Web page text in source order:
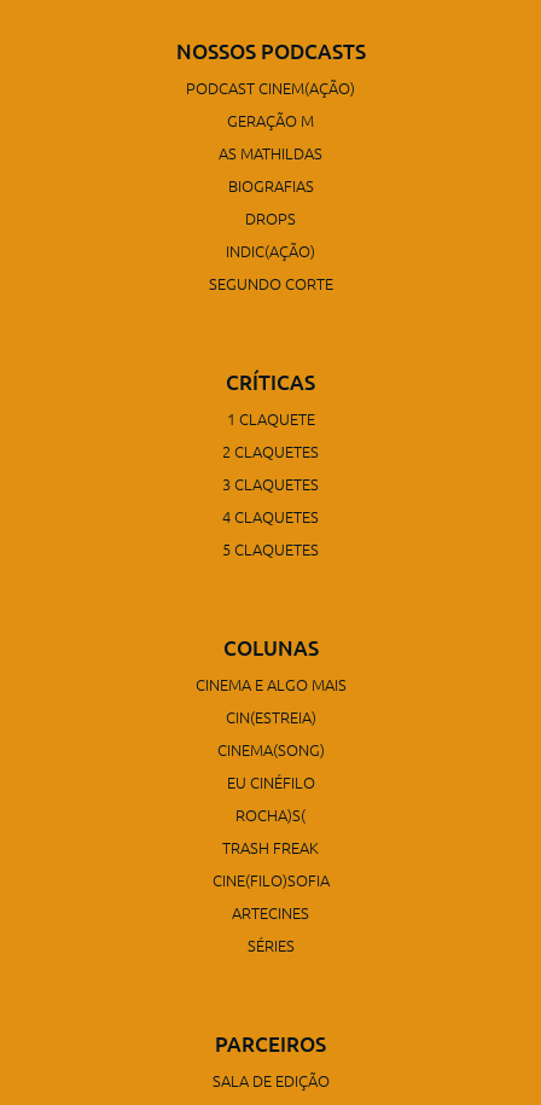
NOSSOS PODCASTS
PODCAST CINEM(AÇÃO)
GERAÇÃO M
AS MATHILDAS
BIOGRAFIAS
DROPS
INDIC(AÇÃO)
SEGUNDO CORTE
CRÍTICAS
1 CLAQUETE
2 CLAQUETES
3 CLAQUETES
4 CLAQUETES
5 CLAQUETES
COLUNAS
CINEMA E ALGO MAIS
CIN(ESTREIA)
CINEMA(SONG)
EU CINÉFILO
ROCHA)S(
TRASH FREAK
CINE(FILO)SOFIA
ARTECINES
SÉRIES
PARCEIROS
SALA DE EDIÇÃO